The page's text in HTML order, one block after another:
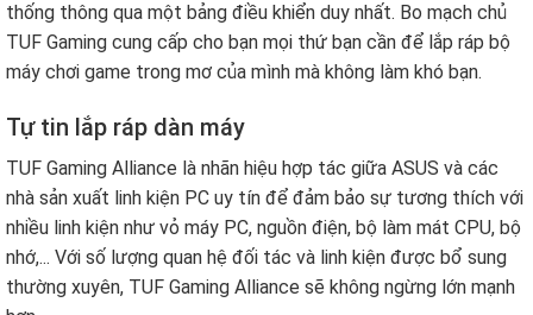
thống thông qua một bảng điều khiển duy nhất. Bo mạch chủ
TUF Gaming cung cấp cho bạn mọi thứ bạn cần để lắp ráp bộ
máy chơi game trong mơ của mình mà không làm khó bạn.
Tự tin lắp ráp dàn máy
TUF Gaming Alliance là nhãn hiệu hợp tác giữa ASUS và các
nhà sản xuất linh kiện PC uy tín để đảm bảo sự tương thích với
nhiều linh kiện như vỏ máy PC, nguồn điện, bộ làm mát CPU, bộ
nhớ,... Với số lượng quan hệ đối tác và linh kiện được bổ sung
thường xuyên, TUF Gaming Alliance sẽ không ngừng lớn mạnh